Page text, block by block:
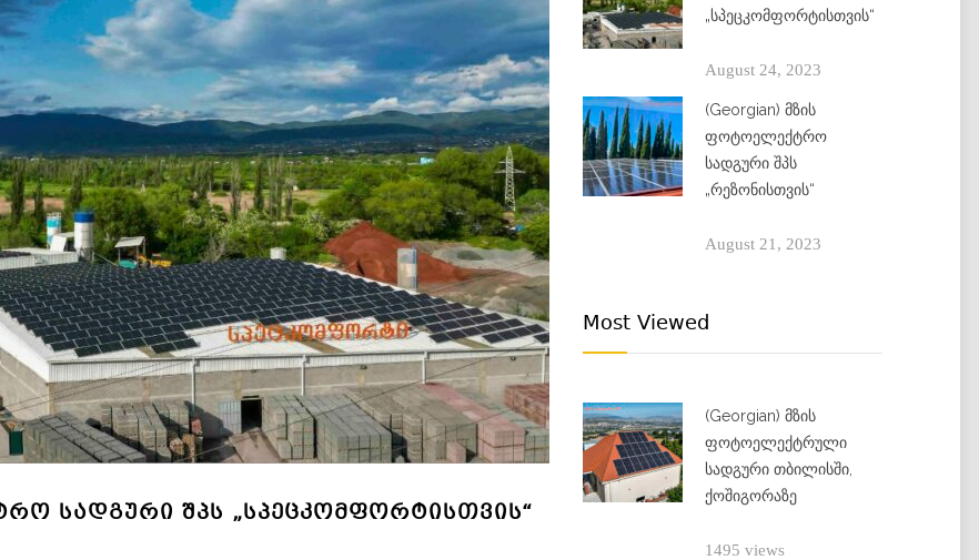
ᲡᲐᲓᲒᲣᲠᲘ ᲨᲞᲡ „ᲡᲞᲔᲪᲙᲝᲛᲤᲝᲠᲢᲘᲡᲗᲕᲘᲡ“
„სპეცკომფორტისთვის“
August 24, 2023
(Georgian) მზის
ფოტოელექტრო
სადგური შპს
„რეზონისთვის“
August 21, 2023
Most Viewed
(Georgian) მზის
ფოტოელექტრული
სადგური თბილისში,
ქოშიგორაზე
1495 views